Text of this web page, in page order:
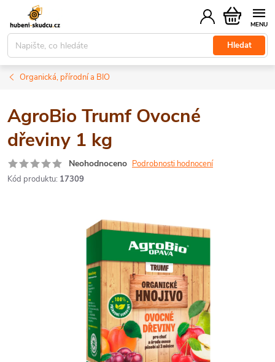
obsah
Hledat
Nákupní
košík
Organická, přírodní a BIO
AgroBio Trumf Ovocné
dřeviny 1 kg
Neohodnoceno Podrobnosti hodnocení
Kód produktu: 17309